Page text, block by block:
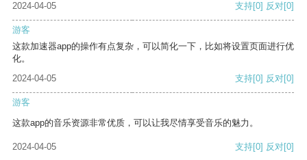
2024-04-05
支持[0] 反对[0]
游客
这款加速器app的操作有点复杂，可以简化一下，比如将设置页面进行优
化。
2024-04-05
支持[0] 反对[0]
游客
这款app的音乐资源非常优质，可以让我尽情享受音乐的魅力。
2024-04-05 支持[0] 反对[0]